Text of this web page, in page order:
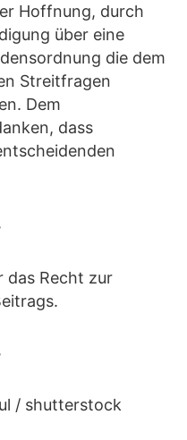
Hoffnung, durch
über eine
die dem
Streitfragen
Dem
dass
das Recht zur
/ shutterstock